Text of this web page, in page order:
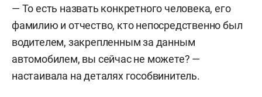
водителем на данный Ford брата Шарапова. За
два года, с февраля 2020-го по апрель 2022-го,
брат Шарапова получил на карту 348 тыс. рублей
— это была зарплата за работу водителем Ford
(обвинение, напомним, уверено, что он был
— То есть назвать конкретного человека, его
фамилию и отчество, кто непосредственно был
водителем, закрепленным за данным
автомобилем, вы сейчас не можете? —
настаивала на деталях гособвинитель.